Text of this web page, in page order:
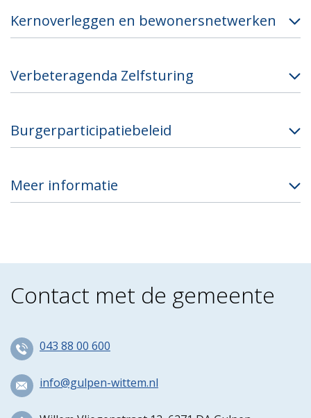
Kernoverleggen en bewonersnetwerken
Verbeteragenda Zelfsturing
Burgerparticipatiebeleid
Meer informatie
Contact met de gemeente
043 88 00 600
info@gulpen-wittem.nl